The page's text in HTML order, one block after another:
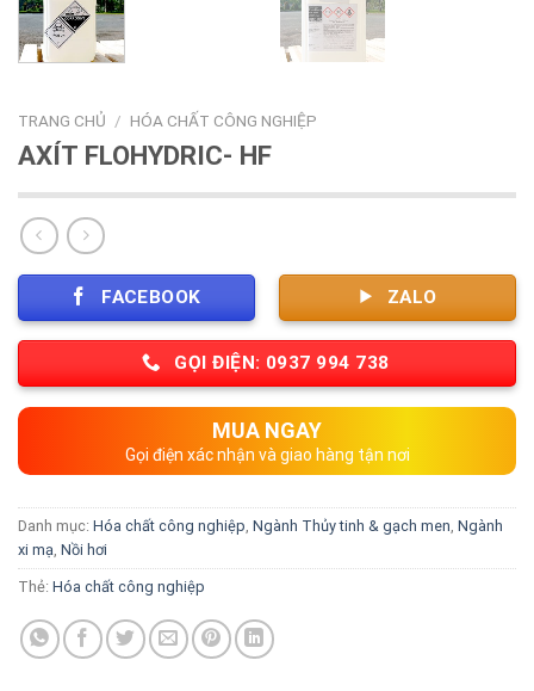
TRANG CHỦ / HÓA CHẤT CÔNG NGHIỆP
AXÍT FLOHYDRIC- HF
FACEBOOK ZALO
GỌI ĐIỆN: 0937 994 738
MUA NGAY
Gọi điện xác nhận và giao hàng tận nơi
Danh mục: Hóa chất công nghiệp Ngành Thủy tinh & gạch men Ngành
xi mạ Nồi hơi
Thẻ: Hóa chất công nghiệp